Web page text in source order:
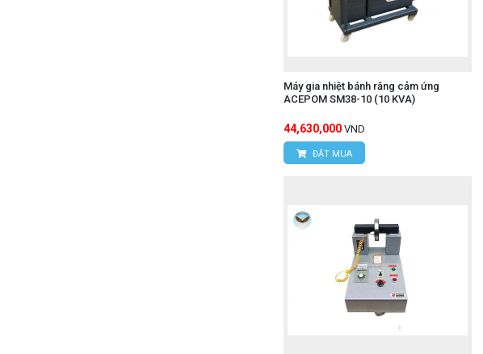
Máy gia nhiệt bánh răng cảm ứng
ACEPOM SM38-10 (10 KVA)
44,630,000 VND
ĐẶT MUA